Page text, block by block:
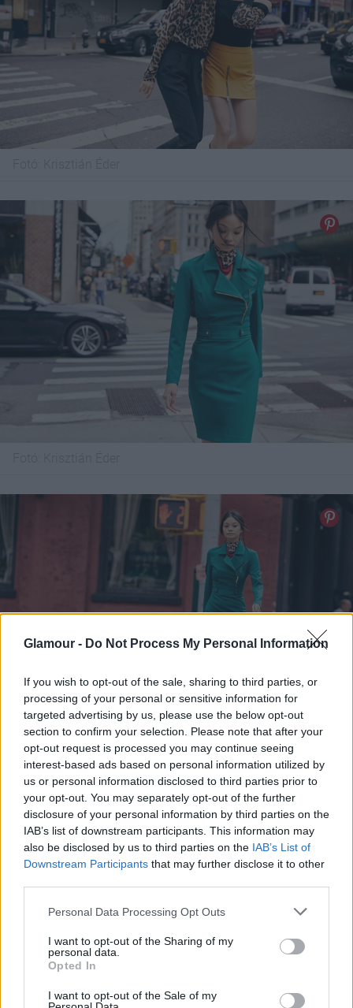
Glamour - Do Not Process My Personal Information
If you wish to opt-out of the sale, sharing to third parties, or
processing of your personal or sensitive information for
targeted advertising by us, please use the below opt-out
section to confirm your selection. Please note that after your
opt-out request is processed you may continue seeing
interest-based ads based on personal information utilized by
us or personal information disclosed to third parties prior to
your opt-out. You may separately opt-out of the further
disclosure of your personal information by third parties on the
IAB’s list of downstream participants. This information may
also be disclosed by us to third parties on the IAB’s List of
Downstream Participants that may further disclose it to other
Please note that this website/app uses one or more Google
not limited to your visit or usage behaviour. You may click to
grant or deny consent to Google and its third-party tags to
use your data for below specified purposes in below Google
consent section.
Personal Data Processing Opt Outs
I want to opt-out of the Sharing of my
personal data.
Opted In
I want to opt-out of the Sale of my
Fotó: Krisztián Éder
Kiválasztotta a Coca-Cola a több mint 1700
jelentkező közül az őszi kampányarcait
Kiválasztotta a Coca-Cola a több mint 1700
jelentkező közül az őszi kampányarcait